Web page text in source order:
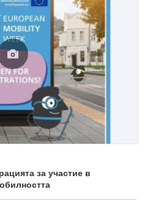
за участие в